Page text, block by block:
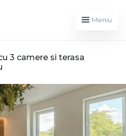
Meniu
3 camere si terasa